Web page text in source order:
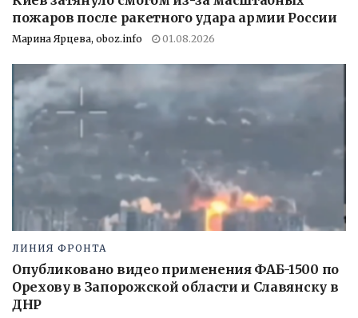
пожаров после ракетного удара армии России
Марина Ярцева, oboz.info 01.08.2026
ЛИНИЯ ФРОНТА
Опубликовано видео применения ФАБ-1500 по
Орехову в Запорожской области и Славянску в
ДНР